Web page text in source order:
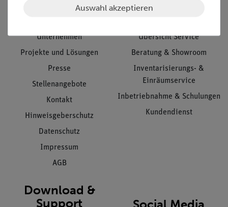
Informationen
Unternehmen
Projekte und Lösungen
Presse
Stellenangebote
Kontakt
Hinweisgeberschutz
Datenschutz
Impressum
AGB
Service
Übersicht Service
Beratung & Showroom
Inventarisierungs- &
Einräumservice
Inbetriebnahme & Schulungen
Kundendienst
Download &
Support
Social Media
Auswahl akzeptieren